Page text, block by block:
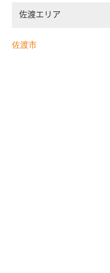
佐渡エリア
佐渡市